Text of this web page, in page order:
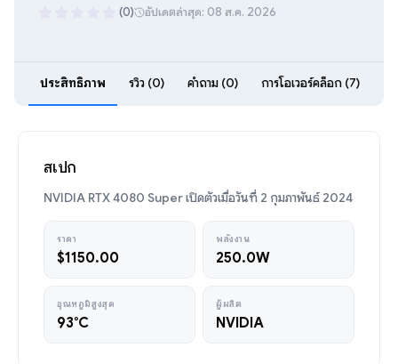
(0) อัปเดตล่าสุด: 08 ส.ค. 2026
ประสิทธิภาพ รีวิว (0) คำถาม (0) การโอเวอร์คล็อก (7)
สเปก
NVIDIA RTX 4080 Super เปิดตัวเมื่อวันที่ 2 กุมภาพันธ์ 2024
ราคา
$1150.00
พลังงาน
250.0W
อุณหภูมิสูงสุด
93°C
ผู้ผลิต
NVIDIA